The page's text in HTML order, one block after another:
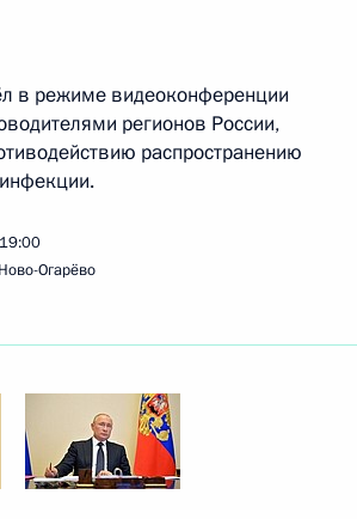
в режиме видеоконференции
регионов России,
распространению
19:00
Огарёво